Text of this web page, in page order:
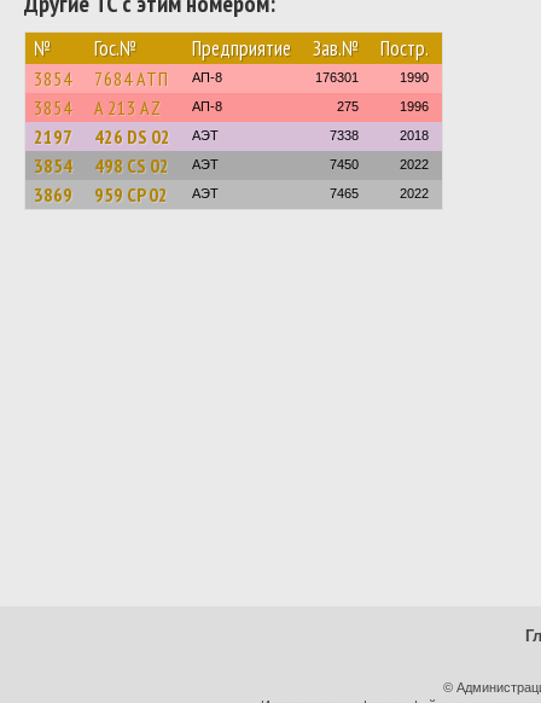
№ Гос.№ Предприятие Зав.№ Постр.
3854 7684 АТП АП-8 176301 1990
3854 A 213 AZ АП-8 275 1996
2197 426 DS 02 АЭТ 7338 2018
3854 498 CS 02 АЭТ 7450 2022
3869 959 CP 02 АЭТ 7465 2022
©